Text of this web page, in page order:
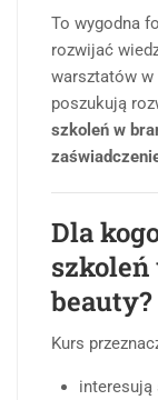
To wygodna
rozwijać
warsztatów w
poszukują
szkoleń w
Dla
beauty?
Kurs
interesują